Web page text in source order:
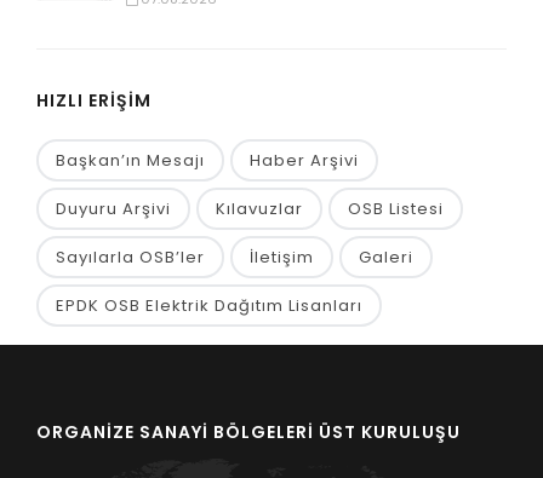
HIZLI ERİŞİM
Başkan’ın Mesajı Haber Arşivi
Duyuru Arşivi Kılavuzlar OSB Listesi
Sayılarla OSB’ler İletişim Galeri
EPDK OSB Elektrik Dağıtım Lisanları
ORGANİZE SANAYİ BÖLGELERİ ÜST KURULUŞU